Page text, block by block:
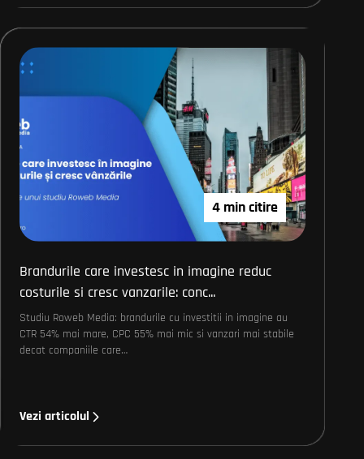
4 min citire
Brandurile care investesc in imagine reduc
costurile si cresc vanzarile: conc...
Studiu Roweb Media: brandurile cu investitii in imagine au
CTR 54% mai mare, CPC 55% mai mic si vanzari mai stabile
decat companiile care…
Vezi articolul